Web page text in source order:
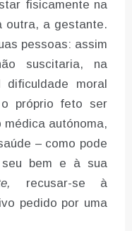
fisicamente na
outra, a gestante.
pessoas: assim
suscitaria, na
dificuldade moral
próprio feto ser
autónoma,
– como pode
bem e à sua
recusar-se à
pedido por uma